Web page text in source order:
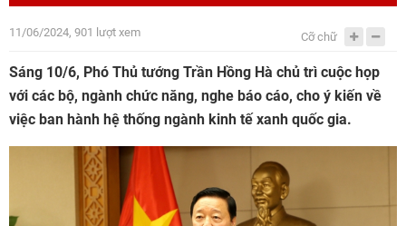
11/06/2024, 901 lượt xem Cỡ chữ
Sáng 10/6, Phó Thủ tướng Trần Hồng Hà chủ trì cuộc họp
với các bộ, ngành chức năng, nghe báo cáo, cho ý kiến về
việc ban hành hệ thống ngành kinh tế xanh quốc gia.